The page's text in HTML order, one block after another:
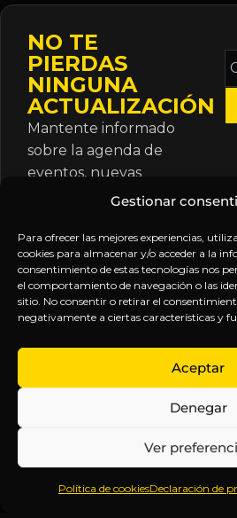
Gestionar
Para ofrecer las mejores experiencias,
cookies para almacenar y/o acceder a la
consentimiento de estas tecnologías nos
el comportamiento de navegación o las
sitio. No consentir o retirar el
negativamente a ciertas características y
Aceptar
Denegar
Ver
Política de cookiesDeclaración de
NO TE
PIERDAS
NINGUNA
ACTUALIZACIÓN
Mantente informado
sobre la agenda de
eventos, nuevas
publicaciones y
suscripción.
*
Inteligencia
Anticipándonos
EXPLORA
Inicio
Sobre
Contenido
Webinars
de